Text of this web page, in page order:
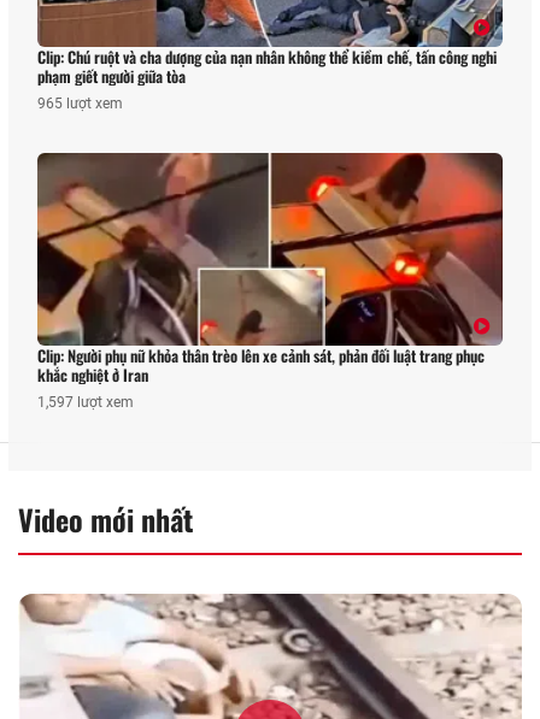
Clip: Chú ruột và cha dượng của nạn nhân không thể kiềm chế, tấn công nghi
phạm giết người giữa tòa
965 lượt xem
Clip: Người phụ nữ khỏa thân trèo lên xe cảnh sát, phản đối luật trang phục
khắc nghiệt ở Iran
1,597 lượt xem
Video mới nhất